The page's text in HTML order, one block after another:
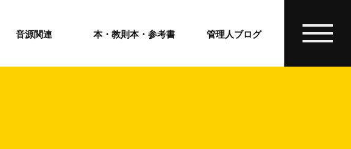
音源関連 本・教則本・参考書 管理人ブログ